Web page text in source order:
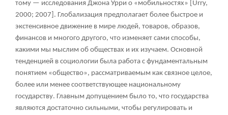
тому — исследования Джона Урри о «мобильностях» [Urry,
2000; 2007]. Глобализация предполагает более быстрое и
экстенсивное движение в мире людей, товаров, образов,
финансов и многого другого, что изменяет сами способы,
какими мы мыслим об обществах и их изучаем. Основной
тенденцией в социологии была работа с фундаментальным
понятием «общество», рассматриваемым как связное целое,
более или менее соответствующее национальному
государству. Главным допущением было то, что государства
являются достаточно сильными, чтобы регулировать и